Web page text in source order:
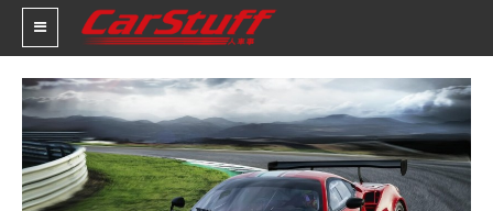
新車價格
車市新聞